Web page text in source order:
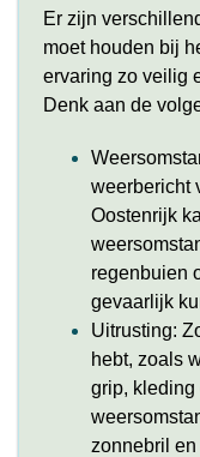
Er zijn
moet houden bij
ervaring zo veilig
Denk aan de
weerbericht
Oostenrijk
regenbuien
gevaarlijk
Uitrusting:
hebt, zoals
grip, kleding
zonnebril